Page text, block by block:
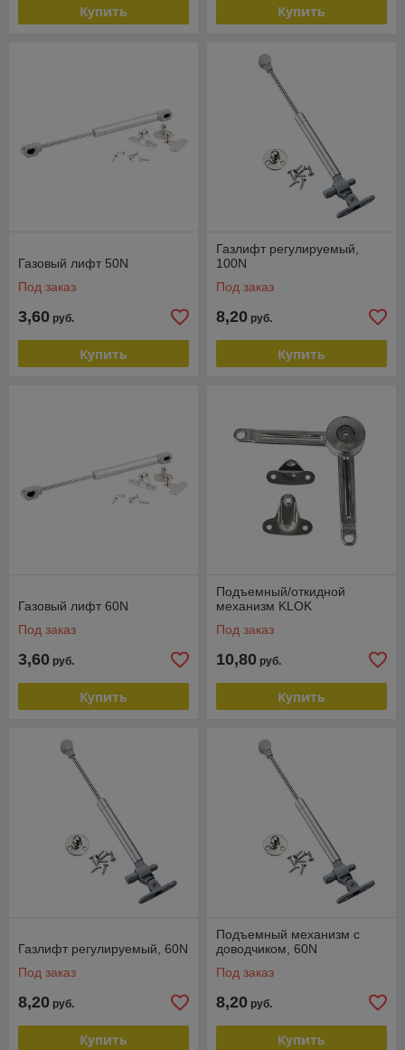
Купить Купить
Газовый лифт 50N
Под заказ
3,60 руб.
Купить
Газлифт регулируемый,
100N
Под заказ
8,20 руб.
Купить
Газовый лифт 60N
Под заказ
3,60 руб.
Купить
Подъемный/откидной
механизм KLOK
Под заказ
10,80 руб.
Купить
Газлифт регулируемый, 60N
Под заказ
8,20 руб.
Купить
Подъемный механизм с
доводчиком, 60N
Под заказ
8,20 руб.
Купить